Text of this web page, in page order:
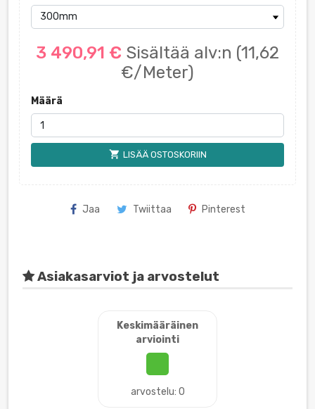
3 490,91 € Sisältää alv:n (11,62
€/Meter)
Määrä
shopping_cart LISÄÄ OSTOSKORIIN
Jaa Twiittaa Pinterest
Asiakasarviot ja arvostelut
Keskimääräinen
arviointi
arvostelu: 0